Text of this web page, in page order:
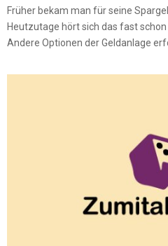
Früher bekam man für seine
Heutzutage hört sich das fast
Andere Optionen der Geldanlage